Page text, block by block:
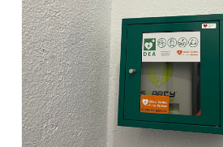
hay
un
desfibrilador
por
cada
442